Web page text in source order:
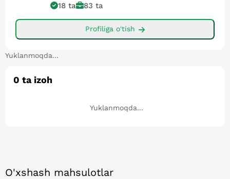
18 ta 83 ta
Profiliga o'tish
Yuklanmoqda...
0 ta izoh
Yuklanmoqda...
O'xshash mahsulotlar